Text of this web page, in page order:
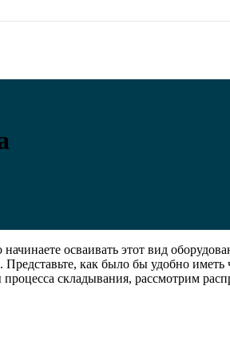
осваивать этот вид
как было бы удобно
складывания, рассмотрим